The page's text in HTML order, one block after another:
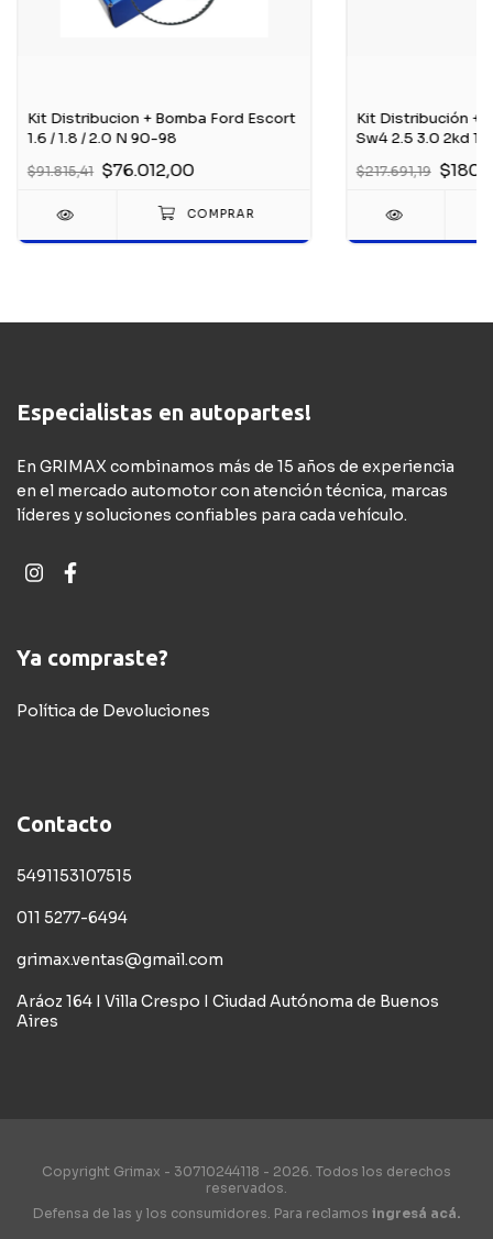
Kit Distribucion + Bomba Ford Escort
1.6 / 1.8 / 2.0 N 90-98
$91.815,41 $76.012,00
Kit Distribución +
Sw4 2.5 3.0 2kd
$217.691,19
Especialistas en autopartes!
En GRIMAX combinamos más de 15 años de experiencia
en el mercado automotor con atención técnica, marcas
líderes y soluciones confiables para cada vehículo.
Ya compraste?
Política de Devoluciones
Contacto
5491153107515
011 5277-6494
grimax.ventas@gmail.com
Aráoz 164 I Villa Crespo I Ciudad Autónoma de Buenos
Aires
Copyright Grimax - 30710244118 - 2026. Todos los derechos
reservados.
Defensa de las y los consumidores. Para reclamos ingresá acá.